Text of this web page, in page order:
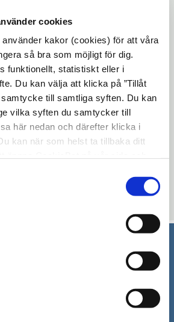
cookies
kakor (cookies) för att våra
så bra som möjligt för dig.
funktionellt, statistiskt eller i
Du kan välja att klicka på ”Tillåt
samtycke till samtliga syften. Du kan
vilka syften du samtycker till
här nedan och därefter klicka i
kan när som helst ta tillbaka ditt
läsa om hur kakorna används och
inhämtar och behandlar
kommun
26